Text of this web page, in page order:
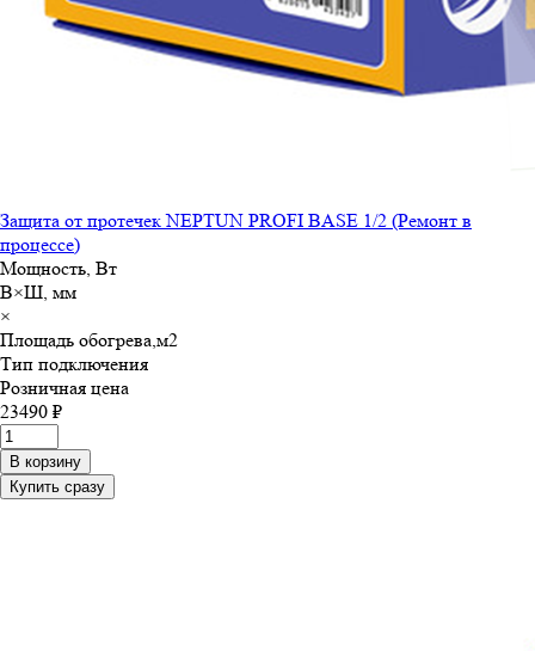
Защита от протечек NEPTUN PROFI BASE 1/2 (Ремонт в
процессе)
Мощность, Вт
В×Ш, мм
×
Площадь обогрева,м2
Тип подключения
Розничная цена
23490 ₽
В корзину
Купить сразу